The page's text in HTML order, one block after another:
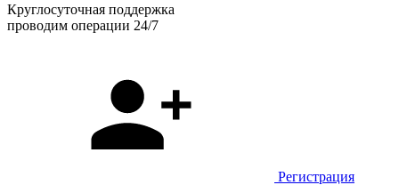
Круглосуточная поддержка
проводим операции 24/7
Регистрация